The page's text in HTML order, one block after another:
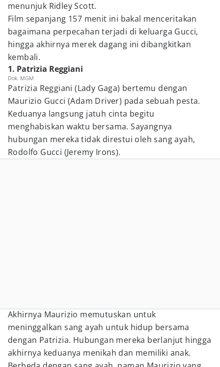
menunjuk Ridley Scott.
Film sepanjang 157 menit ini bakal menceritakan
bagaimana perpecahan terjadi di keluarga Gucci,
hingga akhirnya merek dagang ini dibangkitkan
kembali.
1. Patrizia Reggiani
Dok. MGM
Patrizia Reggiani (Lady Gaga) bertemu dengan
Maurizio Gucci (Adam Driver) pada sebuah pesta.
Keduanya langsung jatuh cinta begitu
menghabiskan waktu bersama. Sayangnya
hubungan mereka tidak direstui oleh sang ayah,
Rodolfo Gucci (Jeremy Irons).
Akhirnya Maurizio memutuskan untuk
meninggalkan sang ayah untuk hidup bersama
dengan Patrizia. Hubungan mereka berlanjut hingga
akhirnya keduanya menikah dan memiliki anak.